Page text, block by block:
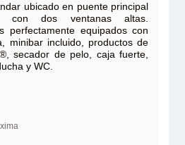
ubicado en puente principal
con dos ventanas altas.
perfectamente equipados con
minibar incluido, productos de
secador de pelo, caja fuerte,
y WC.